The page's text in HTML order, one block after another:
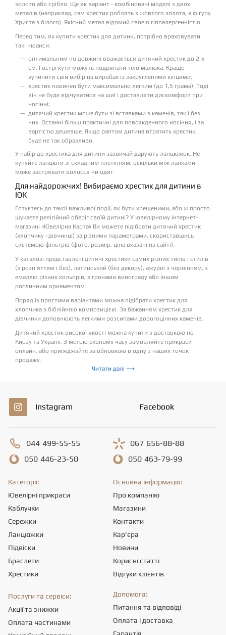
золото або срібло. Ще як варіант - комбіновані моделі з двох
металів (наприклад, сам хрестик роблять з жовтого золота, а фігуру
Христа з білого). Якісний метал відомий своєю гіпоалергенністю.
Перед тим, як купити хрестик для дитини, потрібно враховувати
такі нюанси:
оптимальним по довжині вважається дитячий хрестик до 2-х
см. Гострі кути можуть подряпати тіло малюка. Краще
зупинити свій вибір на виробах із закругленими кінцями;
хрестик повинен бути максимально легким (до 1,5 грама). Тоді
він не буде відчуватися на шиї і доставляти дискомфорт при
носінні;
дитячий хрестик може бути зі вставками з каменів, так і без
них. Останні більш практичні для повсякденного носіння, і за
вартістю дешевше. Якщо раптом дитина втратить хрестик,
буде не так образливо.
У набір до хрестика для дитини зазвичай дарують ланцюжок. Не
купуйте ланцюги зі складним плетінням, оскільки між ланками
може застрявати волосся чи одяг.
Для найдорожчих! Вибираємо хрестик для дитини в
ЮК
Готуєтесь до такої важливої події, як бути хрещеними, або ж просто
шукаєте релігійний оберіг своїй дитині? У ювелірному інтернет-
магазині «Ювелірна Карта» Ви можете підібрати дитячий хрестик
(хлопчику і дівчинці) за різними параметрами, скориставшись
системою фільтрів (фото, розмір, ціна вказані на сайті).
У каталозі представлені дитячі хрестики самих різних типів і стилів
(з розп'яттям і без), латинський (без декору), ажурні з чорнінням, з
емаллю різних кольорів, з гронами винограду або іншим
рослинним орнаментом.
Поряд із простими варіантами можна підібрати хрестик для
хлопчика з біблійною композицією. За бажанням хрестик для
дівчинки доповнюють легкими розсипами дорогоцінних каменів.
Дитячий хрестик високої якості можна купити з доставкою по
Києву та Україні. З метою економії часу замовляйте прикраси
онлайн, або приїжджайте за обновкою в одну з наших точок
продажу.
Читати далі ⟶
Instagram Facebook
044 499-55-55
050 446-23-50
067 656-88-88
050 463-79-99
Категорії:
Ювелірні прикраси
Каблучки
Сережки
Ланцюжки
Підвіски
Браслети
Хрестики
Основна інформація:
Про компанію
Магазини
Контакти
Кар'єра
Новини
Корисні статті
Відгуки клієнтів
Послуги та сервіси:
Акції та знижки
Оплата частинами
Допомога:
Питання та відповіді
Оплата і доставка